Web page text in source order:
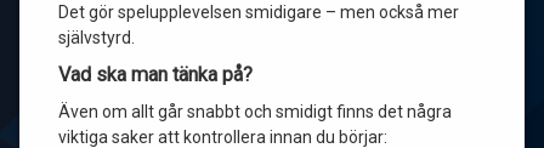
Det gör spelupplevelsen smidigare – men också mer
självstyrd.
Vad ska man tänka på?
Även om allt går snabbt och smidigt finns det några
viktiga saker att kontrollera innan du börjar: